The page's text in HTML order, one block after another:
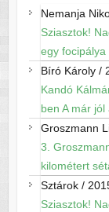
Nemanja
Sziasztok!
egy focipálya
Bíró Károly/
Kandó
ben A már jól
Groszmann
3.
kilométert
Sztárok/
Sziasztok!